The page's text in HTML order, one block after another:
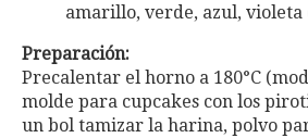
amarillo, verde, azul, violeta
Preparación:
Precalentar el horno a 180°C
molde para cupcakes con los
un bol tamizar la harina, polvo